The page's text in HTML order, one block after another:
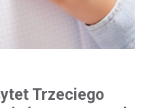
Trzeciego